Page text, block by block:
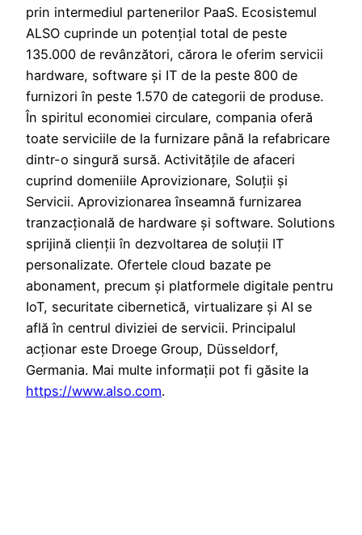
prin intermediul partenerilor PaaS. Ecosistemul
ALSO cuprinde un potențial total de peste
135.000 de revânzători, cărora le oferim servicii
hardware, software și IT de la peste 800 de
furnizori în peste 1.570 de categorii de produse.
În spiritul economiei circulare, compania oferă
toate serviciile de la furnizare până la refabricare
dintr-o singură sursă. Activitățile de afaceri
cuprind domeniile Aprovizionare, Soluții și
Servicii. Aprovizionarea înseamnă furnizarea
tranzacțională de hardware și software. Solutions
sprijină clienții în dezvoltarea de soluții IT
personalizate. Ofertele cloud bazate pe
abonament, precum și platformele digitale pentru
IoT, securitate cibernetică, virtualizare și AI se
află în centrul diviziei de servicii. Principalul
acționar este Droege Group, Düsseldorf,
Germania. Mai multe informații pot fi găsite la
https://www.also.com.